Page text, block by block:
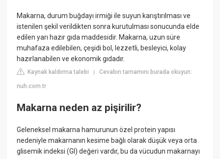
Makarna, durum buğdayı irmiği ile suyun karıştırılması ve
istenilen şekil verildikten sonra kurutulması sonucunda elde
edilen yarı hazır gıda maddesidir. Makarna, uzun süre
muhafaza edilebilen, çeşidi bol, lezzetli, besleyici, kolay
hazırlanabilen ve ekonomik gıdadır.
Kaynak kaldırma talebi |Cevabın tamamını burada okuyun:
nuh.com.tr
Makarna neden az pişirilir?
Geleneksel makarna hamurunun özel protein yapısı
nedeniyle makarnanın kesime bağlı olarak düşük veya orta
glisemik indeksi (GI) değeri vardır, bu da vücudun makarnayı